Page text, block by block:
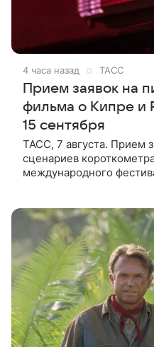
4 часа назад ТАСС
Прием заявок на
фильма о Кипре и
15 сентября
ТАСС, 7 августа. Прием
сценариев
международного